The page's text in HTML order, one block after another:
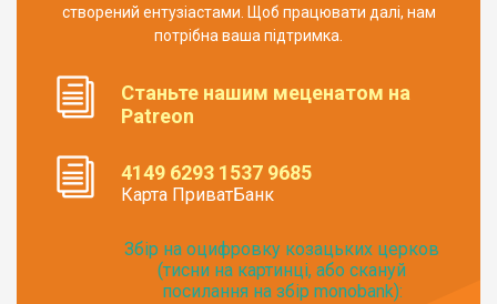
створений ентузіастами. Щоб працювати далі, нам
потрібна ваша підтримка.
Станьте нашим меценатом на
Patreon
4149 6293 1537 9685
Карта ПриватБанк
Збір на оцифровку козацьких церков
(тисни на картинці, або скануй
посилання на збір monobank):